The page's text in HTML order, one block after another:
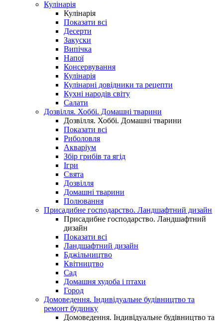
Кулінарія
Кулінарія
Показати всі
Десерти
Закуски
Випічка
Напої
Консервування
Кулінарія
Кулінарні довідники та рецепти
Кухні народів світу
Салати
Дозвілля. Хоббі. Домашні тварини
Дозвілля. Хоббі. Домашні тварини
Показати всі
Риболовля
Акваріум
Збір грибів та ягід
Ігри
Свята
Дозвілля
Домашні тварини
Полювання
Присадибне господарство. Ландшафтний дизайн
Присадибне господарство. Ландшафтний
дизайн
Показати всі
Ландшафтний дизайн
Бджільництво
Квітництво
Сад
Домашня худоба і птахи
Город
Домоведення. Індивідуальне будівництво та
ремонт будинку
Домоведення. Індивідуальне будівництво та